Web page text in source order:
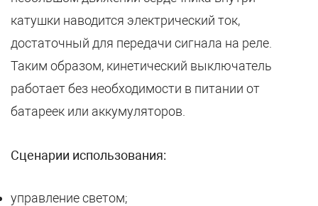
катушки наводится электрический ток,
достаточный для передачи сигнала на реле.
Таким образом, кинетический выключатель
работает без необходимости в питании от
батареек или аккумуляторов.
Сценарии использования:
управление светом;